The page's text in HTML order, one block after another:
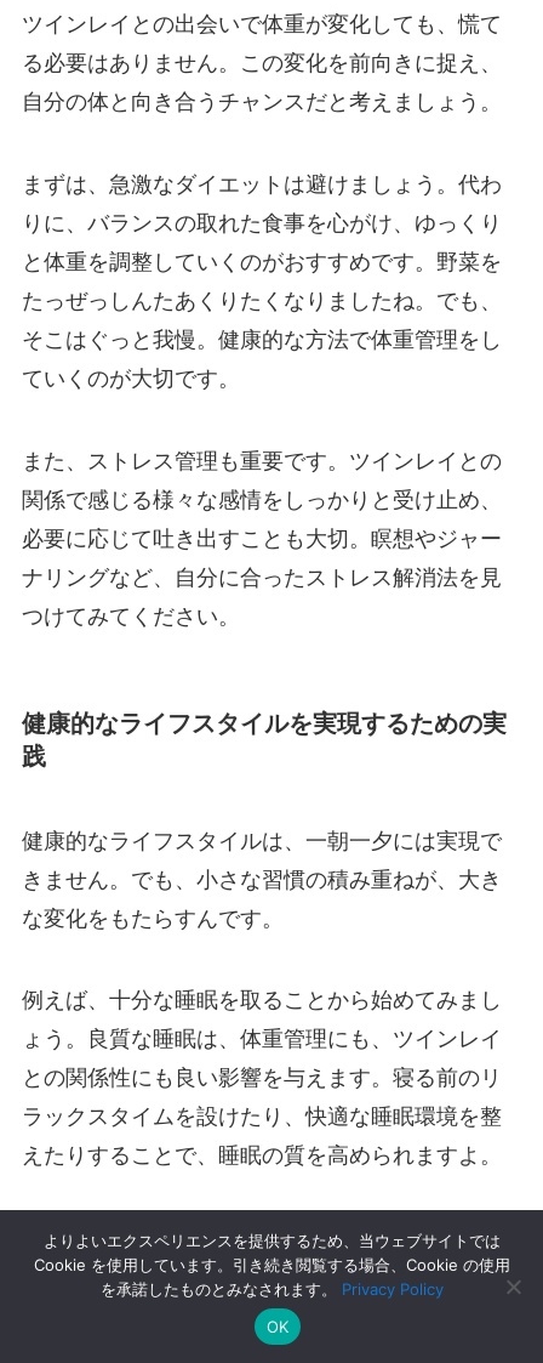
ツインレイとの出会いで体重が変化しても、慌て
る必要はありません。この変化を前向きに捉え、
自分の体と向き合うチャンスだと考えましょう。
まずは、急激なダイエットは避けましょう。代わ
りに、バランスの取れた食事を心がけ、ゆっくり
と体重を調整していくのがおすすめです。野菜を
たっぜっしんたあくりたくなりましたね。でも、
そこはぐっと我慢。健康的な方法で体重管理をし
ていくのが大切です。
また、ストレス管理も重要です。ツインレイとの
関係で感じる様々な感情をしっかりと受け止め、
必要に応じて吐き出すことも大切。瞑想やジャー
ナリングなど、自分に合ったストレス解消法を見
つけてみてください。
健康的なライフスタイルを実現するための実
践
健康的なライフスタイルは、一朝一夕には実現で
きません。でも、小さな習慣の積み重ねが、大き
な変化をもたらすんです。
例えば、十分な睡眠を取ることから始めてみまし
ょう。良質な睡眠は、体重管理にも、ツインレイ
との関係性にも良い影響を与えます。寝る前のリ
ラックスタイムを設けたり、快適な睡眠環境を整
えたりすることで、睡眠の質を高められますよ。
また、定期的な体重チェックも効果的です。ただ
し、数字にとらわれすぎないことが大切。体重よ
りも、体調や気分の変化に注目してみてくださ
よりよいエクスペリエンスを提供するため、当ウェブサイトでは
Cookie を使用しています。引き続き閲覧する場合、Cookie の使用
を承諾したものとみなされます。 Privacy Policy
OK